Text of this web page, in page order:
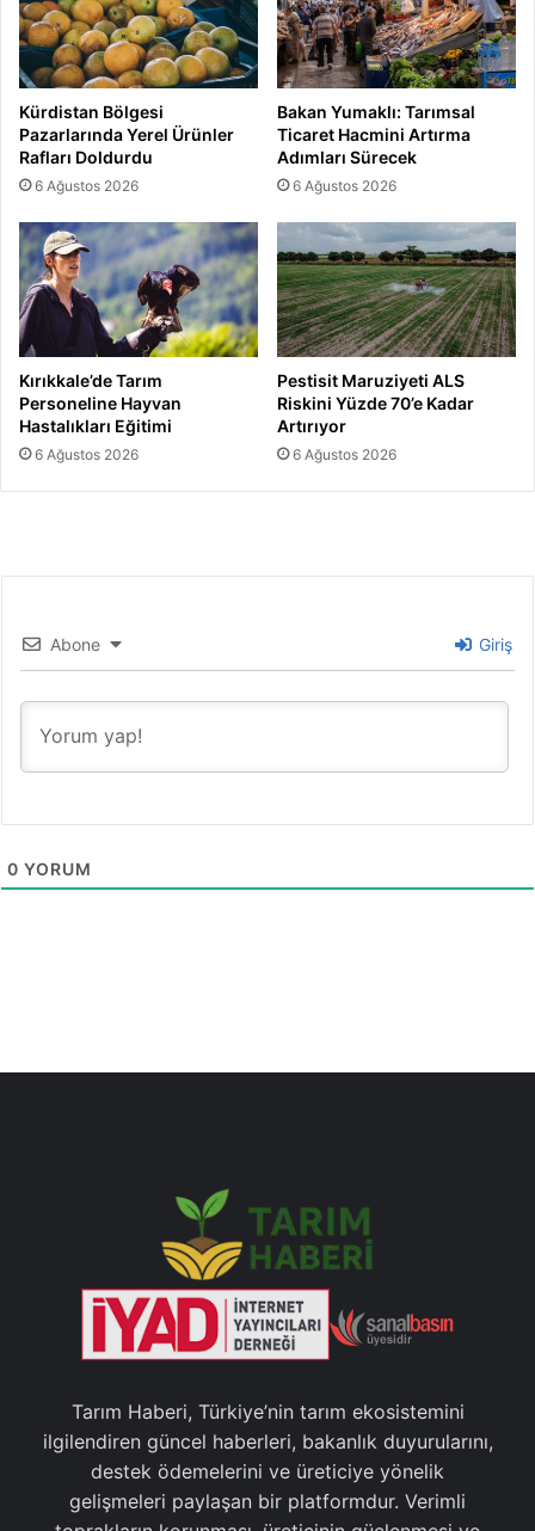
Kürdistan Bölgesi
Pazarlarında Yerel Ürünler
Rafları Doldurdu
6 Ağustos 2026
Bakan Yumaklı: Tarımsal
Ticaret Hacmini Artırma
Adımları Sürecek
6 Ağustos 2026
Kırıkkale’de Tarım
Personeline Hayvan
Hastalıkları Eğitimi
6 Ağustos 2026
Pestisit Maruziyeti ALS
Riskini Yüzde 70’e Kadar
Artırıyor
6 Ağustos 2026
Abone Giriş
0 YORUM
Tarım Haberi, Türkiye’nin tarım ekosistemini
ilgilendiren güncel haberleri, bakanlık duyurularını,
destek ödemelerini ve üreticiye yönelik
gelişmeleri paylaşan bir platformdur. Verimli